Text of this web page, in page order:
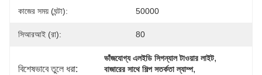
কাজের সময় (ঘন্টা): 50000
সিআরআই (রা): 80
বিশেষভাবে তুলে ধরা:
ভাঁজযোগ্য এলইডি সিগন্যাল টাওয়ার লাইট,
বাজারের সাথে শিল্প সতর্কতা ল্যাম্প,